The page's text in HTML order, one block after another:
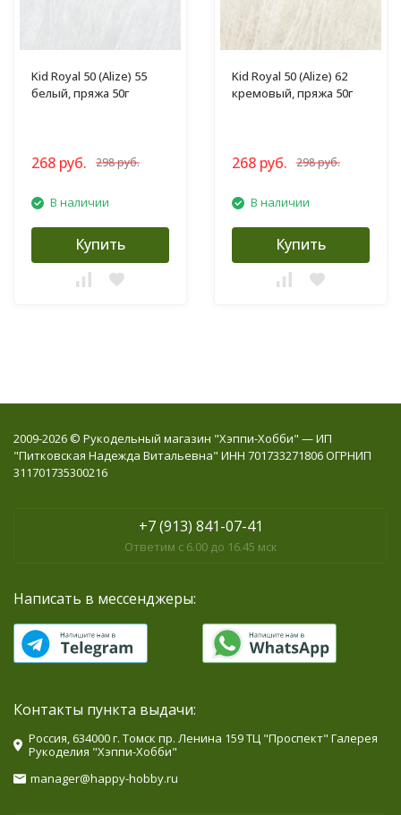
Kid Royal 50 (Alize) 55
белый, пряжа 50г
268 руб. 298 руб.
В наличии
Купить
Kid Royal 50 (Alize) 62
кремовый, пряжа 50г
268 руб. 298 руб.
В наличии
Купить
2009-2026 © Рукодельный магазин "Хэппи-Хобби" — ИП
"Питковская Надежда Витальевна" ИНН 701733271806 ОГРНИП
311701735300216
+7 (913) 841-07-41
Ответим с 6.00 до 16.45 мск
Написать в мессенджеры:
Контакты пункта выдачи:
Россия, 634000 г. Томск пр. Ленина 159 ТЦ "Проспект" Галерея
Рукоделия "Хэппи-Хобби"
manager@happy-hobby.ru